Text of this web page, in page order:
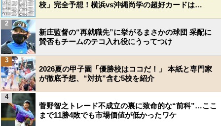
校」完全予想！横浜vs沖縄尚学の超好カードは…
新庄監督の“再就職先”に挙がるまさかの球団 采配に
賛否もチームのテコ入れ役にうってつけ
2
2026夏の甲子園「優勝校はココだ！」 本紙と専門家
が徹底予想、“対抗”含む5校を紹介
3
菅野智之トレード不成立の裏に致命的な“前科”…ここ
まで11勝4敗でも市場価値が低かったワケ
4